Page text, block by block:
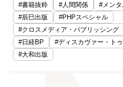
#書籍抜粋 #人間関係
#メン
#辰巳出版
#PHPスペシャル
#クロスメディア・パブリッシング
#日経BP
#ディスカヴァー・ト
#大和出版